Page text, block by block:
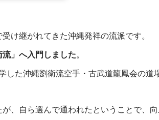
け継がれてきた沖縄発祥の流派です。
流」へ入門しました。
した沖縄劉衛流空手・古武道龍鳳会の道
、自ら選んで通われたということで、向